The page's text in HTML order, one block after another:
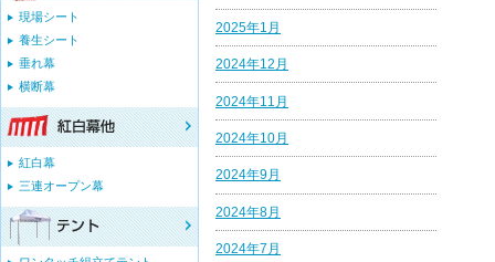
2025年1月
2024年12月
2024年11月
2024年10月
2024年9月
2024年8月
2024年7月
現場シート
養生シート
垂れ幕
横断幕
紅白幕
三連オープン幕